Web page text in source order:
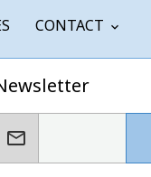
CONTACT